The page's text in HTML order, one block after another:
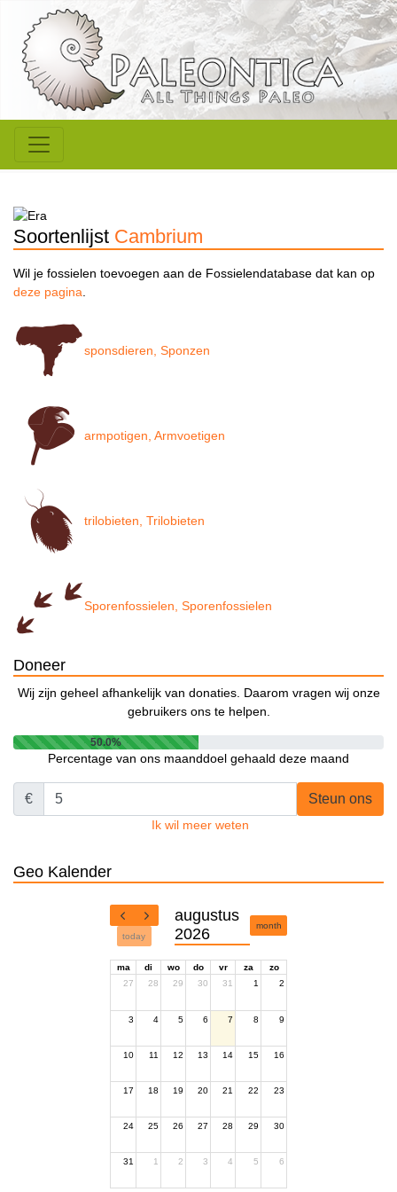
Soortenlijst Cambrium
Wil je fossielen toevoegen aan de Fossielendatabase dat kan op
deze pagina.
sponsdieren, Sponzen
armpotigen, Armvoetigen
trilobieten, Trilobieten
Sporenfossielen, Sporenfossielen
Doneer
Wij zijn geheel afhankelijk van donaties. Daarom vragen wij onze
gebruikers ons te helpen.
50.0%
Percentage van ons maanddoel gehaald deze maand
€ Steun ons
Ik wil meer weten
Geo Kalender
today
augustus
2026
month
ma di wo do vr za
zo
27
28 29 30 31 1 2
3 4 5 6 7 8 9
10 11 12 13 14 15 16
17 18 19 20 21 22 23
24 25 26 27 28 29 30
31 1 2 3 4 5 6